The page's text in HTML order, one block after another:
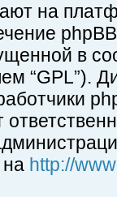
на
в
“GPL”).
http://